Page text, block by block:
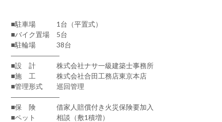
■駐車場 1台（平置式）
■バイク置場 5台
■駐輪場 38台
―――――――
■設 計 株式会社ナサ一級建築士事務所
■施 工 株式会社合田工務店東京本店
■管理形式 巡回管理
―――――――
■保 険 借家人賠償付き火災保険要加入
■ペット 相談（敷1積増）